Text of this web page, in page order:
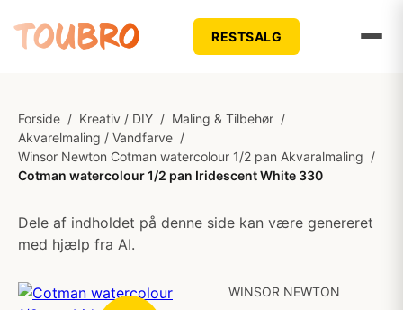
RESTSALG
Forside / Kreativ / DIY / Maling & Tilbehør /
Akvarelmaling / Vandfarve /
Winsor Newton Cotman watercolour 1/2 pan Akvaralmaling /
Cotman watercolour 1/2 pan Iridescent White 330
Dele af indholdet på denne side kan være genereret
med hjælp fra AI.
WINSOR NEWTON